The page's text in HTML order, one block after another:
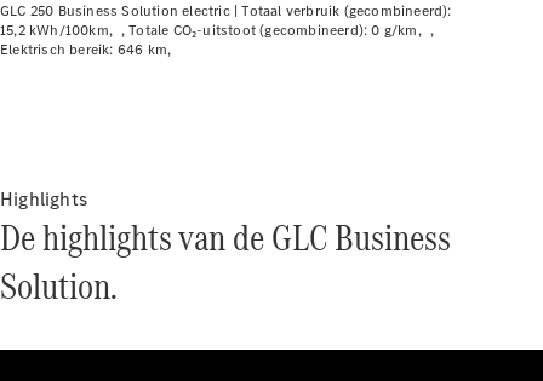
Alle
C-Klasse
Limousine
Elektrisch
EQE
Limousine
GLC 250 Business Solution electric |Totaal verbruik (gecombineerd):
15,2 kWh/100km
Totale CO₂-uitstoot (gecombineerd): 0 g/km
Elektrisch bereik: 646 km
Highlights
De highlights van de GLC Business
Solution.